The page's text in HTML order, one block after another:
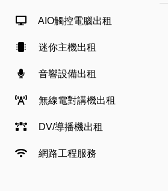
AIO觸控電腦出租
迷你主機出租
音響設備出租
無線電對講機出租
DV/導播機出租
網路工程服務